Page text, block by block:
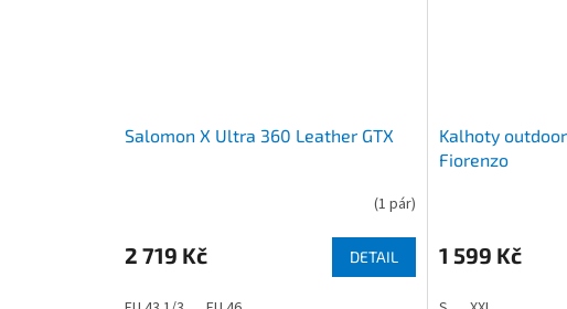
Salomon X Ultra 360 Leather GTX
(1 pár)
2 719 Kč DETAIL
Kalhoty
Fiorenzo
1 599 Kč